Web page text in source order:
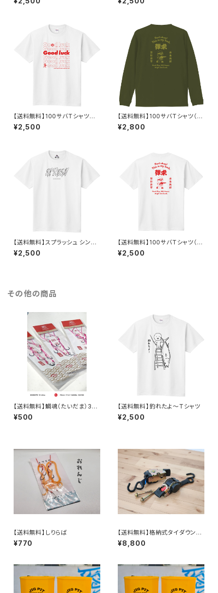
【送料無料】100サバTシャツそ
の2（半袖）
¥2,500
【送料無料】100サバTシャツ（長
袖）
¥2,800
【送料無料】スプラッシュ シンプ
ルTシャツ
¥2,500
【送料無料】100サバTシャツ（半
袖）
¥2,500
その他の商品
【送料無料】鯛魂（たいだま）3連
フックセット
¥500
【送料無料】釣れたよ～Tシャツ
¥2,500
【送料無料】しりらば
¥770
【送料無料】格納式タイダウンベ
ルト2個セット【スチール製】お届
けにちょっと時間かかります(汗)
¥8,800